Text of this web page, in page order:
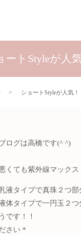
ートStyleが人
ショートStyleが人気！
ログは高橋です(^ ^)
くても紫外線マックス
液タイプで真珠２つ部
一円玉２つ分を
です！！
さい＊